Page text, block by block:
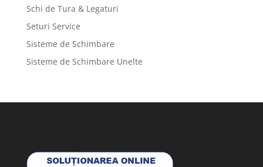
Schi de Tura & Legaturi
Seturi Service
Sisteme de Schimbare
Sisteme de Schimbare Unelte